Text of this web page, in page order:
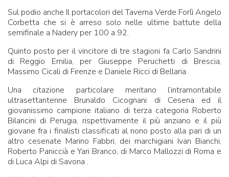
Sul podio anche Il portacolori del Taverna Verde Forlì Angelo
Corbetta che si è arreso solo nelle ultime battute della
semifinale a Nadery per 100 a 92.
Quinto posto per il vincitore di tre stagioni fa Carlo Sandrini
di Reggio Emilia, per Giuseppe Peruchetti di Brescia,
Massimo Cicali di Firenze e Daniele Ricci di Bellaria.
Una citazione particolare meritano l’intramontabile
ultrasettantenne Brunaldo Cicognani di Cesena ed il
giovanissimo campione italiano di terza categoria Roberto
Bilancini di Perugia, rispettivamente il più anziano e il più
giovane fra i finalisti classificati al nono posto alla pari di un
altro cesenate Marino Fabbri, dei marchigiani Ivan Bianchi,
Roberto Paniccià e Yari Branco, di Marco Mallozzi di Roma e
di Luca Alpi di Savona .